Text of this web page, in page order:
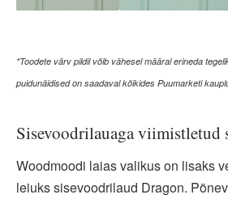
*Toodete värv pildil võib vähesel määral erineda
puidunäidised on saadaval kõikides Puumarketi
Sisevoodrilauaga viimistletud
Woodmoodi laias valikus on lisaks
leiuks sisevoodrilaud Dragon.